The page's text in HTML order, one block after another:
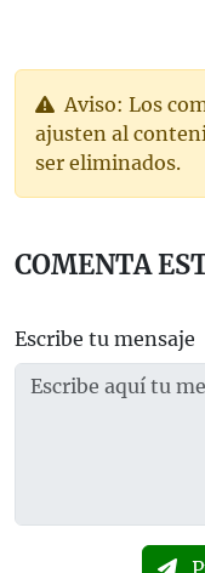
Aviso: Los
ajusten al
ser eliminados.
COMENTA
Escribe tu mensaje